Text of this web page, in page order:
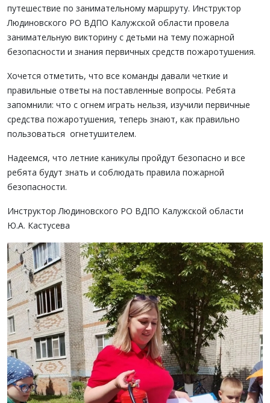
путешествие по занимательному маршруту. Инструктор
Людиновского РО ВДПО Калужской области провела
занимательную викторину с детьми на тему пожарной
безопасности и знания первичных средств пожаротушения.
Хочется отметить, что все команды давали четкие и
правильные ответы на поставленные вопросы. Ребята
запомнили: что с огнем играть нельзя, изучили первичные
средства пожаротушения, теперь знают, как правильно
пользоваться огнетушителем.
Надеемся, что летние каникулы пройдут безопасно и все
ребята будут знать и соблюдать правила пожарной
безопасности.
Инструктор Людиновского РО ВДПО Калужской области
Ю.А. Кастусева